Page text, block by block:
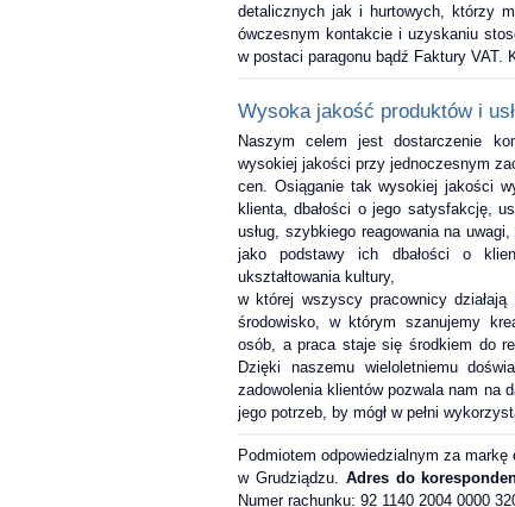
detalicznych jak i hurtowych, którzy
ówczesnym kontakcie i uzyskaniu
w postaci paragonu bądź Faktury VAT.
Wysoka jakość produktów i
Naszym celem jest dostarczenie
wysokiej jakości przy jednoczesnym
cen. Osiąganie tak wysokiej jakości
klienta, dbałości o jego satysfakcję,
usług, szybkiego reagowania na
jako podstawy ich dbałości o
ukształtowania kultury,
w której wszyscy pracownicy
środowisko, w którym szanujemy
osób, a praca staje się środkiem do
Dzięki naszemu wieloletniemu
zadowolenia klientów pozwala nam na
jego potrzeb, by mógł w pełni
Podmiotem odpowiedzialnym za
w Grudziądzu. Adres do
Numer rachunku: 92 1140 2004 0000